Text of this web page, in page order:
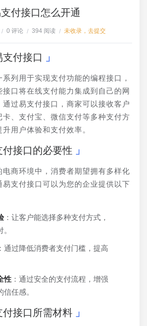
付接口怎么开通
/ 0 评论 / 394 阅读 / 未收录，去提交
付接口
列用于实现支付功能的编程接口，
口将在线支付能力集成到自己的网
过易支付接口，商家可以接收客户
卡、支付宝、微信支付等多种支付方
用户体验和支付效率。
接口的必要性
电商环境中，消费者期望拥有多样化
易支付接口可以为您的企业提供以下
：让客户能选择多种支付方式，
：通过降低消费者支付门槛，提高
性 ：通过安全的支付流程，增强
任感。
付接口所需材料